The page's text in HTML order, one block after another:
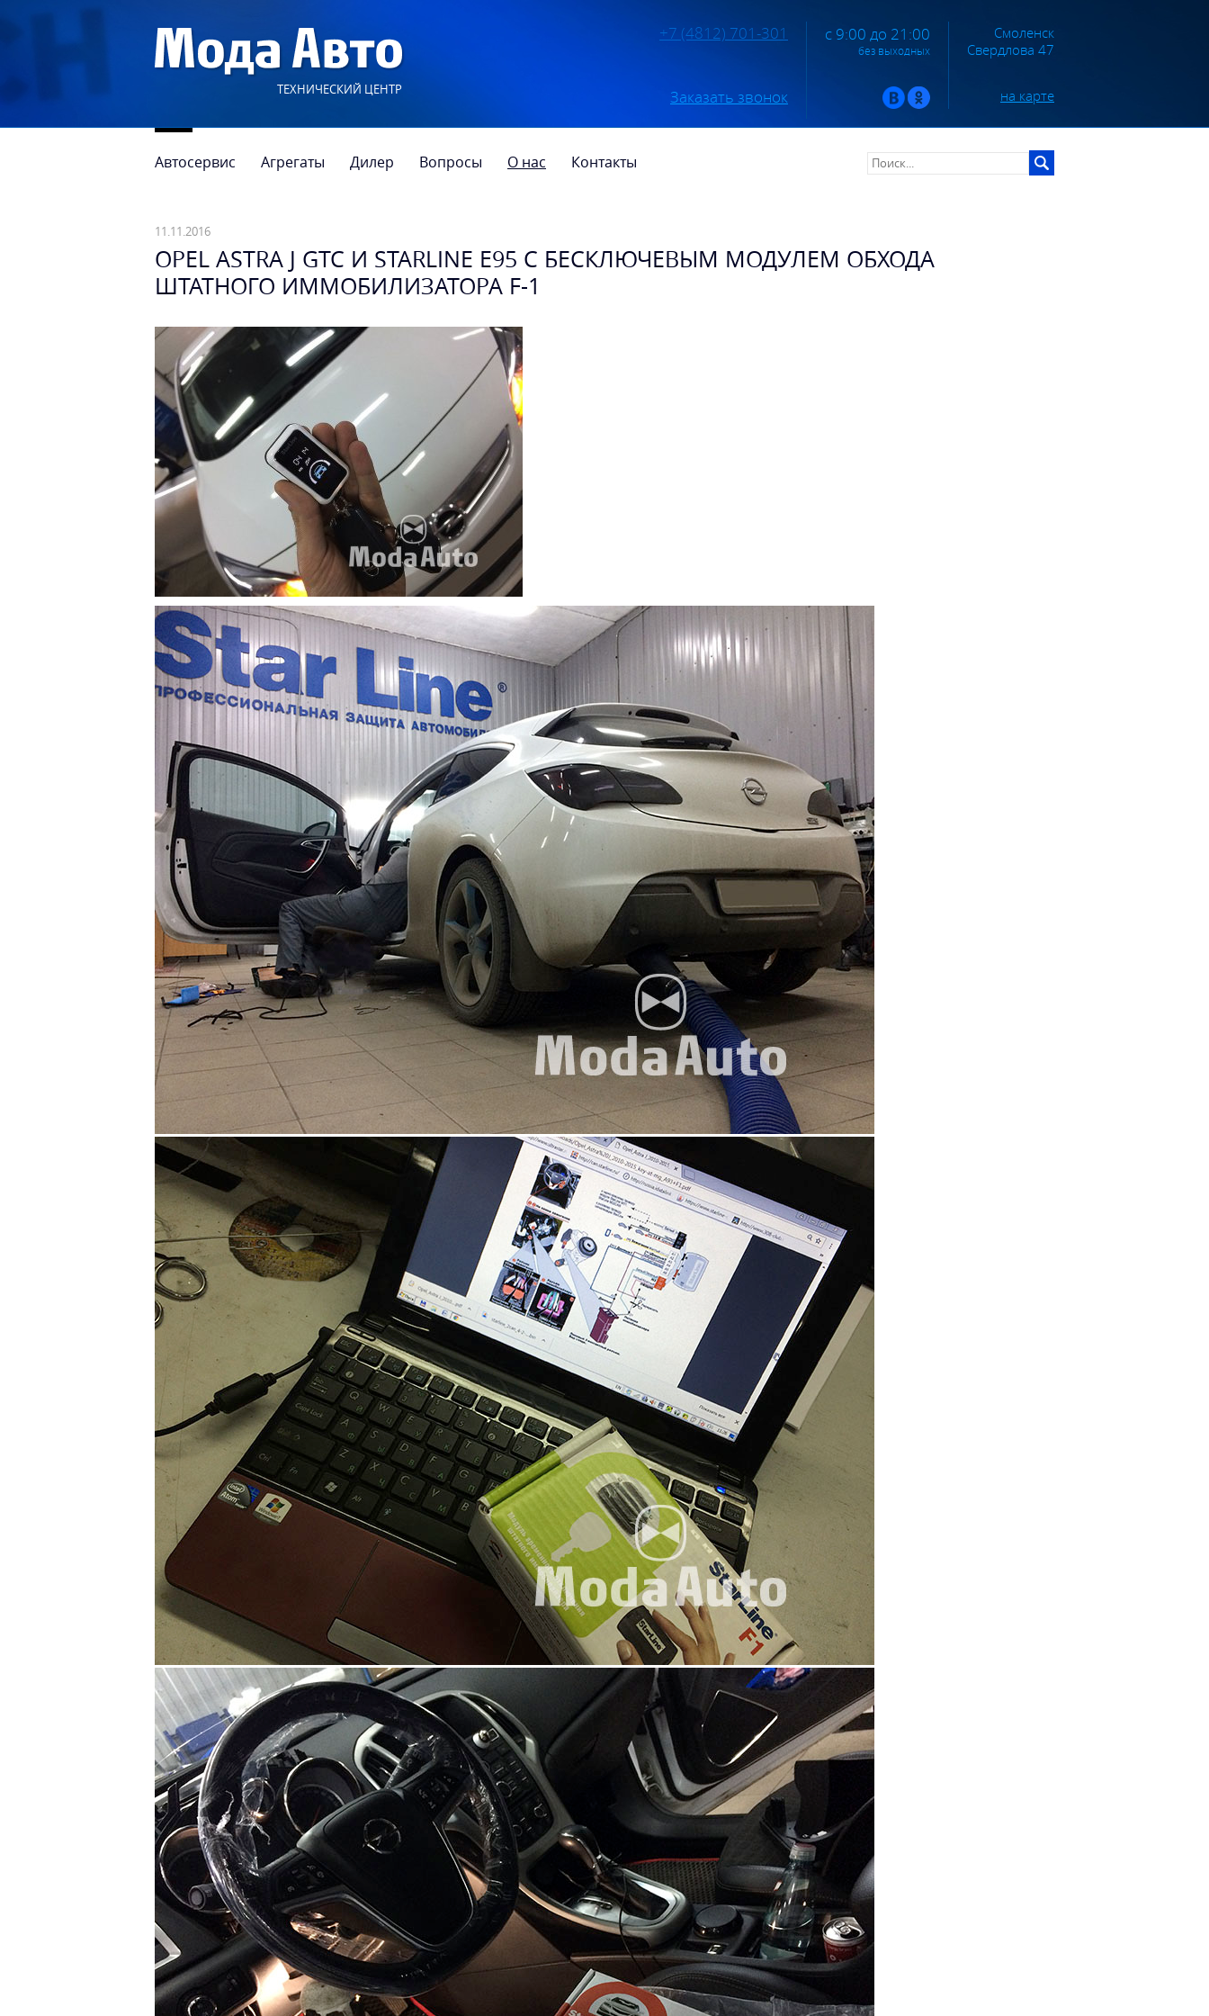
ТЕХНИЧЕСКИЙ ЦЕНТР
+7 (4812) 701-301
Заказать звонок
с 9:00 до 21:00
без выходных
Смоленск
Свердлова 47
на карте
Автосервис Агрегаты Дилер Вопросы О нас Контакты
11.11.2016
OPEL ASTRA J GTC И STARLINE E95 С БЕСКЛЮЧЕВЫМ МОДУЛЕМ ОБХОДА
ШТАТНОГО ИММОБИЛИЗАТОРА F-1